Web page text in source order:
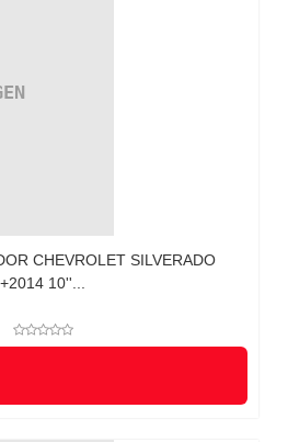
CHEVROLET SILVERADO
+2014 10''...